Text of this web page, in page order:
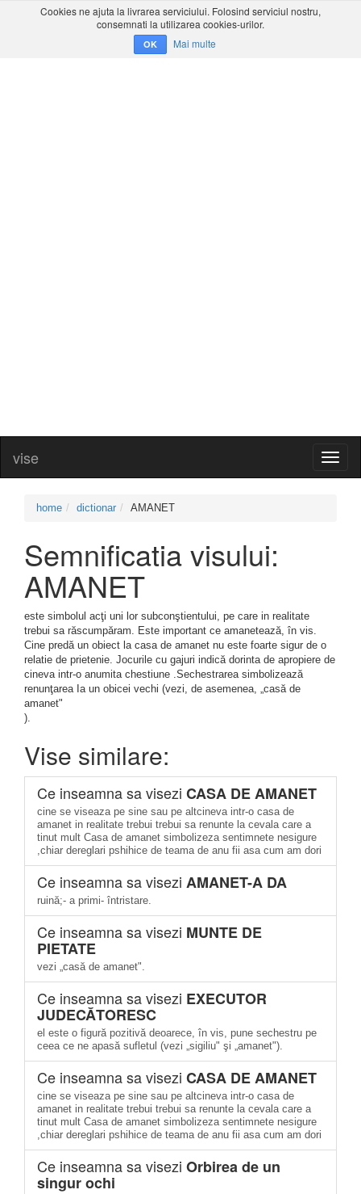
Cookies ne ajuta la livrarea serviciului. Folosind serviciul nostru,
consemnati la utilizarea cookies-urilor.
OK Mai multe
vise
home dictionar AMANET
Semnificatia visului:
AMANET
este simbolul acţi uni lor subconştientului, pe care in realitate
trebui sa răscumpăram. Este important ce amanetează, în vis.
Cine predă un obiect la casa de amanet nu este foarte sigur de o
relatie de prietenie. Jocurile cu gajuri indică dorinta de apropiere de
cineva intr-o anumita chestiune .Sechestrarea simbolizează
renunţarea Ia un obicei vechi (vezi, de asemenea, „casă de
amanet"
).
Vise similare:
Ce inseamna sa visezi CASA DE AMANET
cine se viseaza pe sine sau pe altcineva intr-o casa de
amanet in realitate trebui trebui sa renunte la cevala care a
tinut mult Casa de amanet simbolizeza sentimnete nesigure
,chiar dereglari pshihice de teama de anu fii asa cum am dori
Ce inseamna sa visezi AMANET-A DA
ruină;- a primi- întristare.
Ce inseamna sa visezi MUNTE DE
PIETATE
vezi „casă de amanet".
Ce inseamna sa visezi EXECUTOR
JUDECĂTORESC
el este o figură pozitivă deoarece, în vis, pune sechestru pe
ceea ce ne apasă sufletul (vezi „sigiliu" şi „amanet").
Ce inseamna sa visezi CASA DE AMANET
cine se viseaza pe sine sau pe altcineva intr-o casa de
amanet in realitate trebui trebui sa renunte la cevala care a
tinut mult Casa de amanet simbolizeza sentimnete nesigure
,chiar dereglari pshihice de teama de anu fii asa cum am dori
Ce inseamna sa visezi Orbirea de un
singur ochi